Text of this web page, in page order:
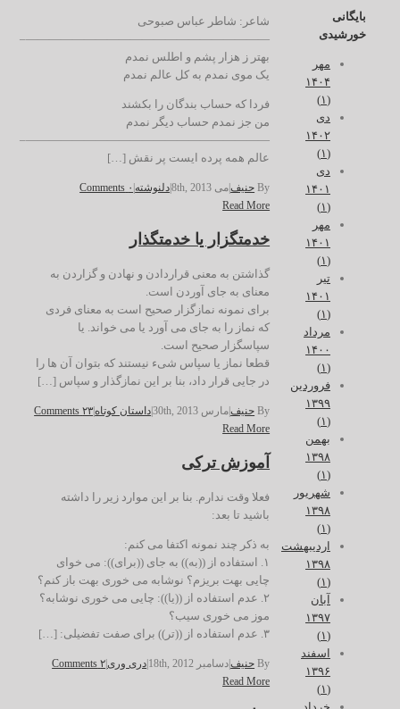
شاعر: شاطر عباس صبوحی
—————————————————————–
بهتر ز هزار پشم و اطلس نمدم
یک موی نمدم به کل عالم نمدم
فردا که حساب بندگان را بکشند
من جز نمدم حساب دیگر نمدم
—————————————————————–
عالم همه پرده ایست پر نقش […]
By حنیف|می 8th, 2013 |دلنوشته ۰ Comments
Read More
خدمتگزار یا خدمتگذار
گذاشتن به معنی قراردادن و نهادن و گزاردن به
معنای به جای آوردن است.
برای نمونه نمازگزار صحیح است به معنای فردی
که نماز را به جای می آورد یا می خواند. یا
سپاسگزار صحیح است.
قطعا نماز یا سپاس شیء نیستند که بتوان آن ها را
در جایی قرار داد، بنا بر این نمازگذار و سپاس […]
By حنیف|مارس 30th, 2013 |داستان کوتاه ۲۳ Comments
Read More
آموزش ترکی
فعلا وقت ندارم. بنا بر این موارد زیر را داشته
باشید تا بعد:
به ذکر چند نمونه اکتفا می کنم:
۱. استفاده از ((به)) به جای ((برای)): می خوای
چایی بهت بریزم؟ نوشابه می خوری بهت باز کنم؟
۲. عدم استفاده از ((یا)): چایی می خوری نوشابه؟
موز می خوری سیب؟
۳. عدم استفاده از ((تر))‌ برای صفت تفضیلی: […]
By حنیف|دسامبر 18th, 2012 دری وری|۲ Comments
Read More
بایگانی
خورشیدی
مهر
۱۴۰۴
(۱)
دی
۱۴۰۲
(۱)
دی
۱۴۰۱
(۱)
مهر
۱۴۰۱
(۱)
تیر
۱۴۰۱
(۱)
مرداد
۱۴۰۰
(۱)
فروردین
۱۳۹۹
(۱)
بهمن
۱۳۹۸
(۱)
شهریور
۱۳۹۸
(۱)
اردیبهشت
۱۳۹۸
(۱)
آبان
۱۳۹۷
(۱)
اسفند
۱۳۹۶
(۱)